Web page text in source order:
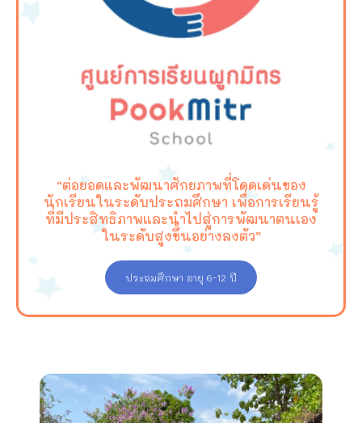
“ต่อยอดและพัฒนาศักยภาพที่โดดเด่นของ
นักเรียนในระดับประถมศึกษา เพื่อการเรียนรู้
ที่มีประสิทธิภาพและนำไปสู่การพัฒนาตนเอง
ในระดับสูงขึ้นอย่างลงตัว”
ประถมศึกษา อายุ 6-12 ปี